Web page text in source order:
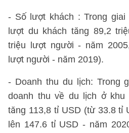
- Số lượt khách : Trong
lượt du khách tăng 89,2
triệu lượt người - năm
lượt người - năm 2019).
- Doanh thu du lịch: Trong
doanh thu về du lịch ở
tăng 113,8 tỉ USD (từ 33.8 tỉ
lên 147.6 tỉ USD - năm